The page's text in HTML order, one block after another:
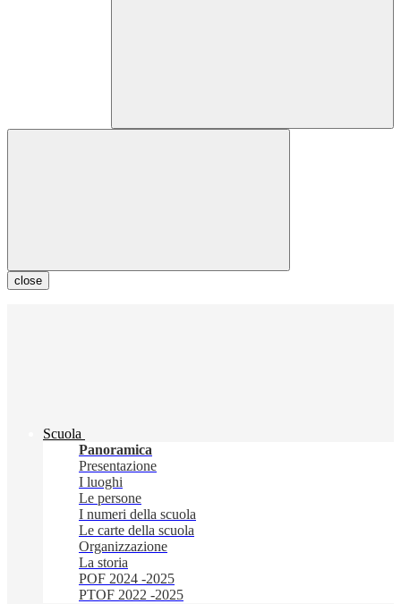
close
Scuola
Panoramica
Presentazione
I luoghi
Le persone
I numeri della scuola
Le carte della scuola
Organizzazione
La storia
POF 2024 -2025
PTOF 2022 -2025